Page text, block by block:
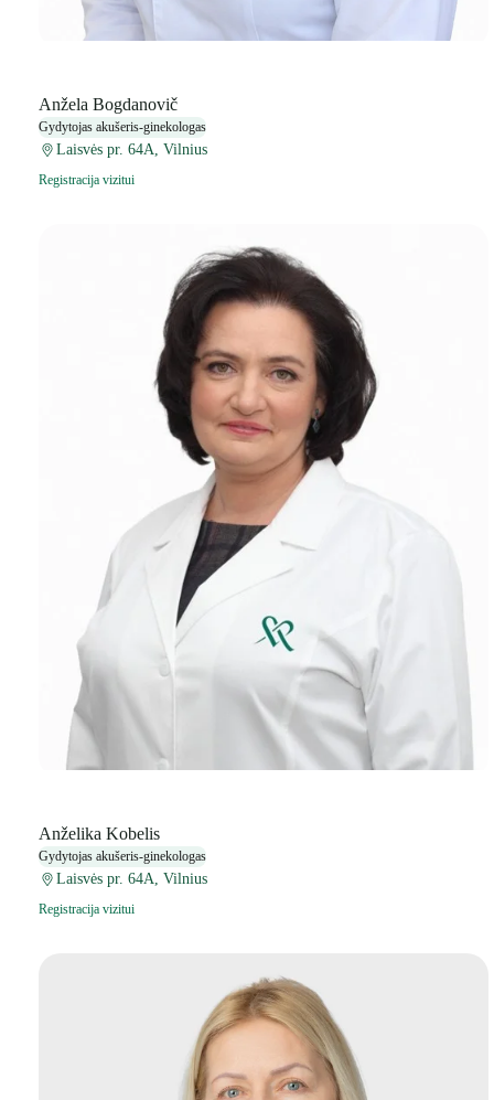
Anžela Bogdanovič
Gydytojas akušeris-ginekologas
Laisvės pr. 64A, Vilnius
Registracija vizitui
Anželika Kobelis
Gydytojas akušeris-ginekologas
Laisvės pr. 64A, Vilnius
Registracija vizitui